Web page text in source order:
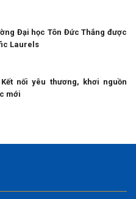
Đại học Tôn Đức Thắng được
Laurels
nối yêu thương, khơi nguồn
mới